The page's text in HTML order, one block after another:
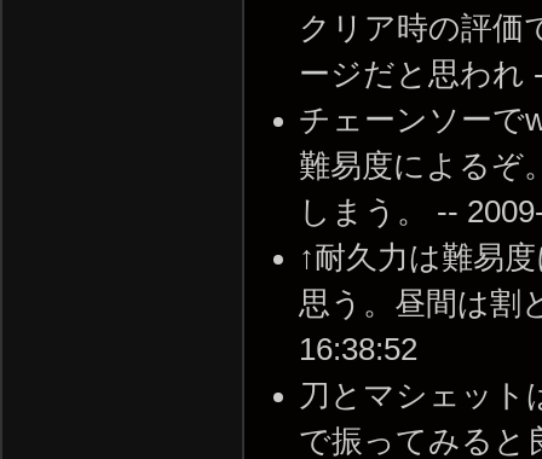
クリア時の評価
ージだと思われ
チェーンソーで
難易度によるぞ
しまう。 --
↑耐久力は難易
思う。昼間は割
16:38:52
刀とマシェット
で振ってみると